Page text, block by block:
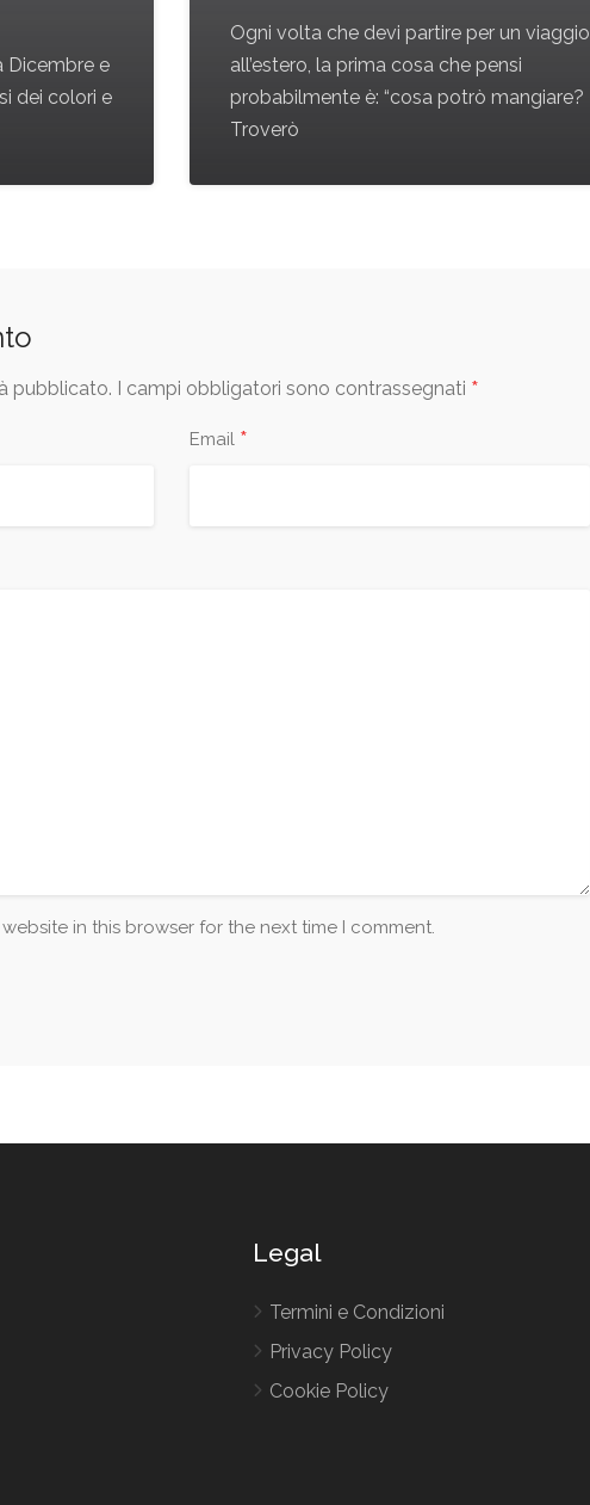
Dicembre e
dei colori e
Ogni volta che devi partire per un viaggio
all’estero, la prima cosa che pensi
probabilmente è: “cosa potrò mangiare?
Troverò
pubblicato. I campi obbligatori sono contrassegnati *
Email *
in this browser for the next time I comment.
Legal
Termini e Condizioni
Privacy Policy
Cookie Policy